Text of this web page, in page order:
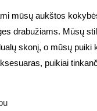
mūsų aukštos
drabužiams. Mūsų
skonį, o mūsų puiki
puikiai